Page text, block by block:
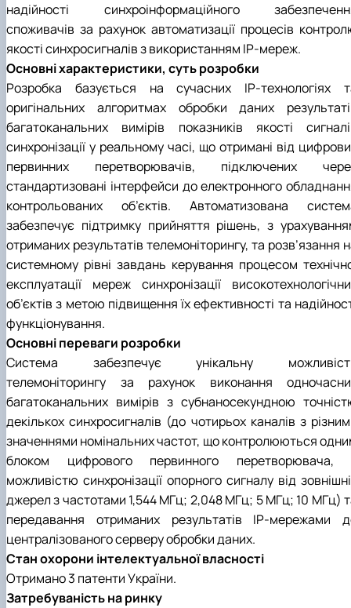
Міжнародна кредитна мобільність освітніх
програм
"Автоматизація, комп’ютерно-інтегровані
техн…
Інформація про вибіркові компоненти
(дисципліни) ОПП Магістр "Автоматизація, ко…
Анкетування (ОПП Магістр "Автоматизація,
комп’ютерно-інтегровані технології та …
Буклет ОПП "Автоматизація, комп’ютерно-
інтегровані технології та робототехніка"
Інформація про вибіркові компоненти
(дисципліни)
Анкетування
Вступ
АПК
Робототехнічні системи
надійності синхроінформаційного
споживачів за рахунок автоматизації процесів
якості синхросигналів з використанням ІР-мереж.
Основні характеристики, суть розробки
Розробка базується на сучасних ІР-технологіях
оригінальних алгоритмах обробки даних
багатоканальних вимірів показників якості
синхронізації у реальному часі, що отримані від
первинних перетворювачів, підключених
стандартизовані інтерфейси до електронного
контрольованих об’єктів. Автоматизована
забезпечує підтримку прийняття рішень, з
отриманих результатів телемоніторингу, та розв’язання
системному рівні завдань керування процесом
експлуатації мереж синхронізації
об’єктів з метою підвищення їх ефективності та
функціонування.
Основні переваги розробки
Система забезпечує унікальну
телемоніторингу за рахунок виконання
багатоканальних вимірів з субнаносекундною
декількох синхросигналів (до чотирьох каналів з
значеннями номінальних частот, що контролюються
блоком цифрового первинного перетворювача,
можливістю синхронізації опорного сигналу від
джерел з частотами 1,544 МГц; 2,048 МГц; 5 МГц; 10 МГц)
передавання отриманих результатів ІР-мережами
централізованого серверу обробки даних.
Стан охорони інтелектуальної власності
Отримано 3 патенти України.
Затребуваність на ринку